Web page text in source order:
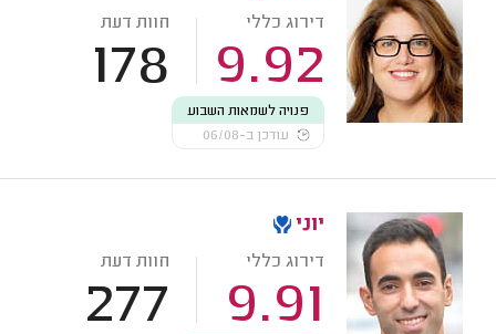
דירוג כללי
9.92
חוות דעת
178
פנויה לשמאות השבוע
עודכן ב-06/08
יוני
דירוג כללי
9.91
חוות דעת
277